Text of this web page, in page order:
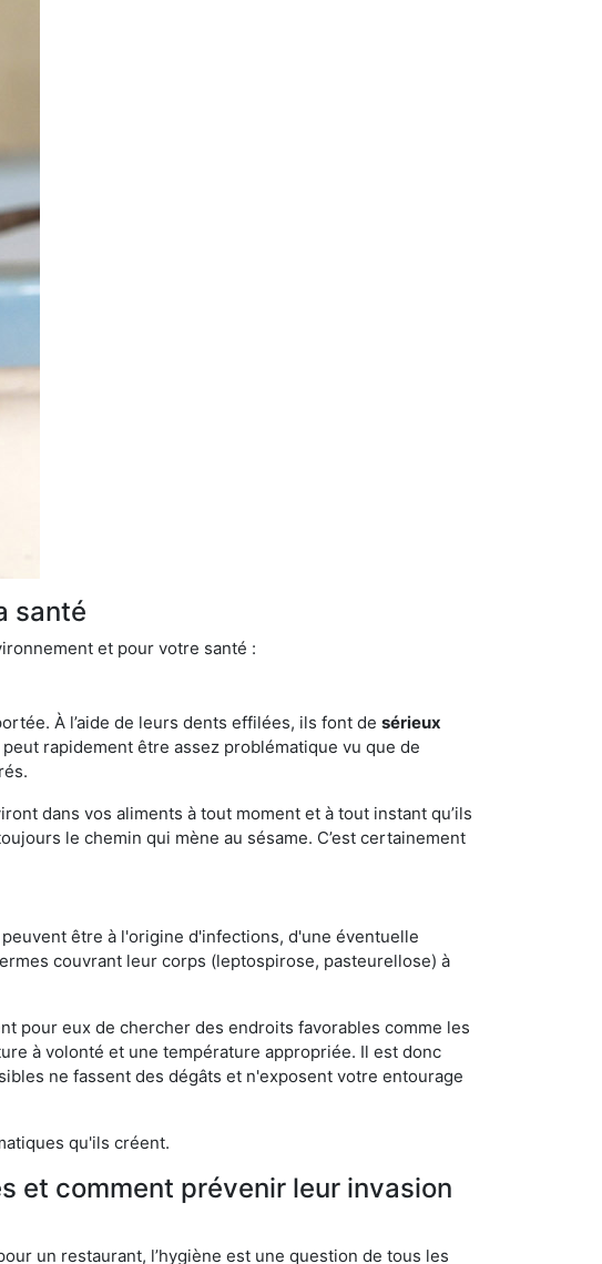
santé
et pour votre santé :
À l’aide de leurs dents effilées, ils font de sérieux
peut rapidement être assez problématique vu que de
dans vos aliments à tout moment et à tout instant qu’ils
le chemin qui mène au sésame. C’est certainement
être à l'origine d'infections, d'une éventuelle
couvrant leur corps (leptospirose, pasteurellose) à
pour eux de chercher des endroits favorables comme les
à volonté et une température appropriée. Il est donc
ne fassent des dégâts et n'exposent votre entourage
qu'ils créent.
et comment prévenir leur invasion
un restaurant, l’hygiène est une question de tous les